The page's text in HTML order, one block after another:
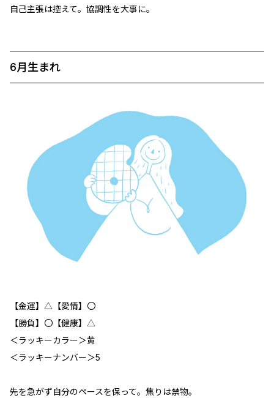
自己主張は控えて。協調性を大事に。
6月生まれ
【金運】△【愛情】〇
【勝負】〇【健康】△
＜ラッキーカラー＞黄
＜ラッキーナンバー＞5
先を急がず自分のペースを保って。焦りは禁物。